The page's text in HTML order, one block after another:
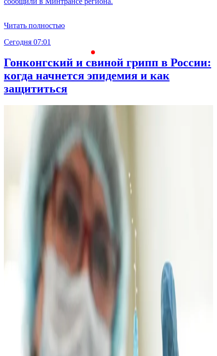
Читать полностью
Сегодня 07:01
Гонконгский и свиной грипп в России:
когда начнется эпидемия и как
защититься